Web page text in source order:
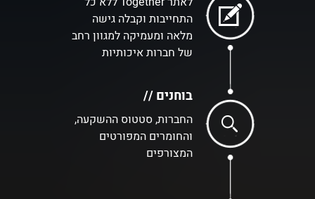
התחייבות וקבלה גישה
מלאה ומעמיקה למגוון רחב
של חברות איכותיות
בוחנים //
החברות, סטטוס ההשקעה,
והחומרים המפורטים
המצורפים